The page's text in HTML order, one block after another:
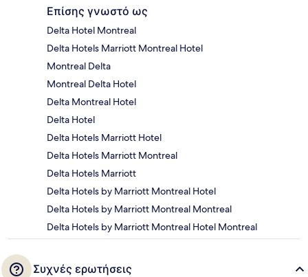
Επίσης γνωστό ως
Delta Hotel Montreal
Delta Hotels Marriott Montreal Hotel
Montreal Delta
Montreal Delta Hotel
Delta Montreal Hotel
Delta Hotel
Delta Hotels Marriott Hotel
Delta Hotels Marriott Montreal
Delta Hotels Marriott
Delta Hotels by Marriott Montreal Hotel
Delta Hotels by Marriott Montreal Montreal
Delta Hotels by Marriott Montreal Hotel Montreal
Συχνές ερωτήσεις